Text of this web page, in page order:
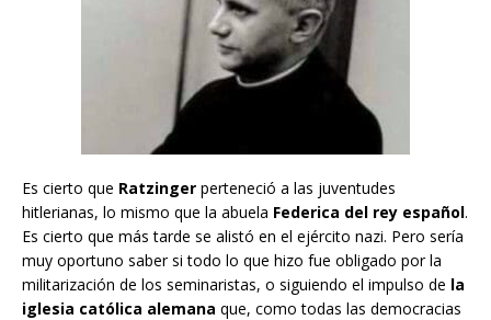
Es cierto que Ratzinger perteneció a las juventudes
hitlerianas, lo mismo que la abuela Federica del rey español.
Es cierto que más tarde se alistó en el ejército nazi. Pero sería
muy oportuno saber si todo lo que hizo fue obligado por la
militarización de los seminaristas, o siguiendo el impulso de la
iglesia católica alemana que, como todas las democracias